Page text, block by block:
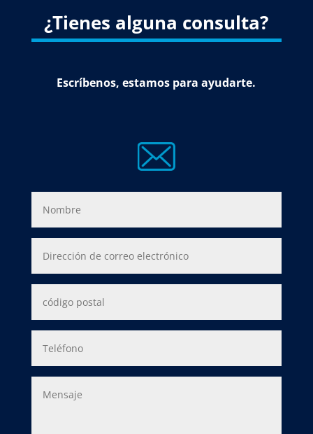
¿Tienes alguna consulta?
Escríbenos, estamos para ayudarte.